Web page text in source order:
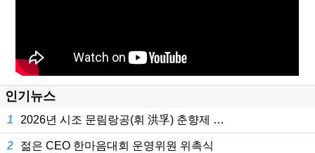
인기뉴스
1 2026년 시조 문림랑공(휘 洪孚) 춘향제 …
2 젊은 CEO 한마음대회 운영위원 위촉식